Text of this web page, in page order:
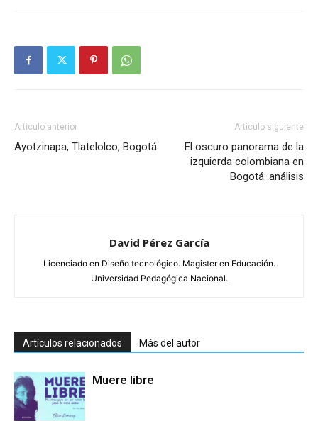
Artículo anterior
Ayotzinapa, Tlatelolco, Bogotá
Artículo siguiente
El oscuro panorama de la
izquierda colombiana en
Bogotá: análisis
David Pérez García
Licenciado en Diseño tecnológico. Magister en Educación.
Universidad Pedagógica Nacional.
Artículos relacionados Más del autor
Muere libre